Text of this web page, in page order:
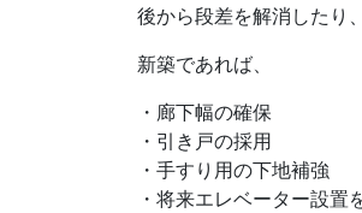
後から段差を解消したり
新築であれば、
・廊下幅の確保
・引き戸の採用
・手すり用の下地補強
・将来エレベーター設